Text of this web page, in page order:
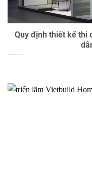
Quy định thiết kế thi